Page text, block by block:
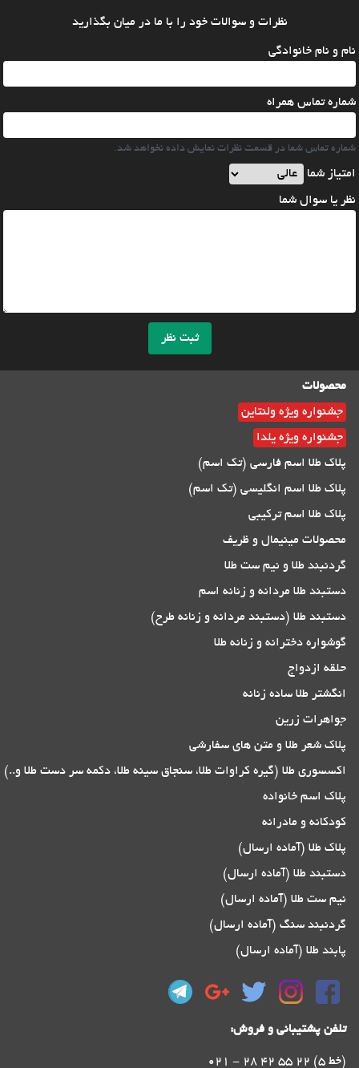
نظرات و سوالات خود را با ما در میان بگذارید
نام و نام خانوادگی
شماره تماس همراه
شماره تماس شما در قسمت نظرات نمایش داده نخواهد شد.
امتیاز شما
نظر یا سوال شما
ثبت نظر
محصولات
جشنواره ویژه ولنتاین
جشنواره ویژه یلدا
پلاک طلا اسم فارسی (تک اسم)
پلاک طلا اسم انگلیسی (تک اسم)
پلاک طلا اسم ترکیبی
محصولات مینیمال و ظریف
گردنبند طلا و نیم ست طلا
دستبند طلا مردانه و زنانه اسم
دستبند طلا (دستبند مردانه و زنانه طرح)
گوشواره دخترانه و زنانه طلا
حلقه ازدواج
انگشتر طلا ساده زنانه
جواهرات زرین
پلاک شعر طلا و متن های سفارشی
اکسسوری طلا (گیره کراوات طلا، سنجاق سینه طلا، دکمه سر دست طلا و..)
پلاک اسم خانواده
کودکانه و مادرانه
پلاک طلا (آماده ارسال)
دستبند طلا (آماده ارسال)
نیم ست طلا (آماده ارسال)
گردنبند سنگ (آماده ارسال)
پابند طلا (آماده ارسال)
تلفن پشتیبانی و فروش:
021 - 28 42 55 22 (5 خط)